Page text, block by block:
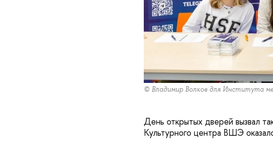
© Владимир Волков для Института
День открытых дверей вызвал
Культурного центра ВШЭ